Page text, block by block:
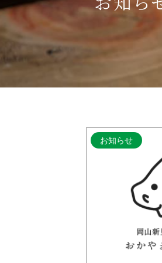
お知らせ